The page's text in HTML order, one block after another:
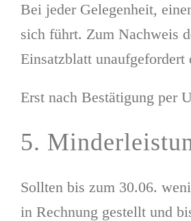
Bei jeder Gelegenheit,
sich führt. Zum Nachweis
Einsatzblatt unaufgefordert
Erst nach Bestätigung per
5.
Sollten bis zum 30.06.
in Rechnung gestellt und